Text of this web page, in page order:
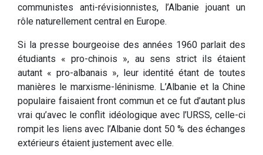
communistes anti-révisionnistes, l’Albanie jouant un
rôle naturellement central en Europe.
Si la presse bourgeoise des années 1960 parlait des
étudiants « pro-chinois », au sens strict ils étaient
autant « pro-albanais », leur identité étant de toutes
manières le marxisme-léninisme. L’Albanie et la Chine
populaire faisaient front commun et ce fut d’autant plus
vrai qu’avec le conflit idéologique avec l’URSS, celle-ci
rompit les liens avec l’Albanie dont 50 % des échanges
extérieurs étaient justement avec elle.